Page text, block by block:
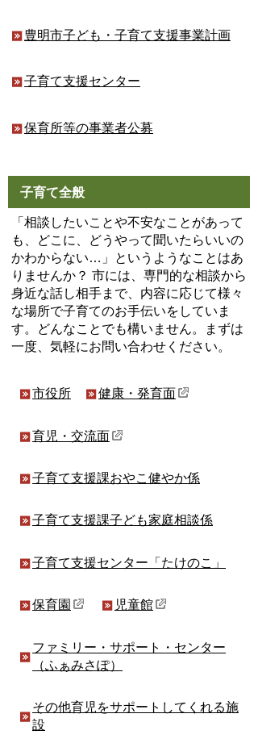
豊明市子ども・子育て支援事業計画
子育て支援センター
保育所等の事業者公募
子育て全般
「相談したいことや不安なことがあって
も、どこに、どうやって聞いたらいいの
かわからない…」というようなことはあ
りませんか？ 市には、専門的な相談から
身近な話し相手まで、内容に応じて様々
な場所で子育てのお手伝いをしていま
す。どんなことでも構いません。まずは
一度、気軽にお問い合わせください。
市役所 健康・発育面
育児・交流面
子育て支援課おやこ健やか係
子育て支援課子ども家庭相談係
子育て支援センター「たけのこ」
保育園 児童館
ファミリー・サポート・センター
（ふぁみさぽ）
その他育児をサポートしてくれる施
設